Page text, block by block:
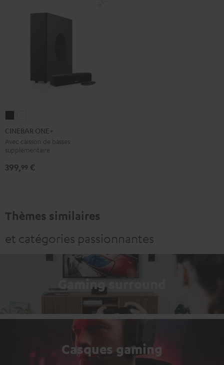
ONE+
Noir
ONE+
Blanc
CINEBAR ONE+
Avec caisson de basses
supplémentaire
399,99 €
Thèmes similaires
et catégories passionnantes
Gaming surround
Casques gaming